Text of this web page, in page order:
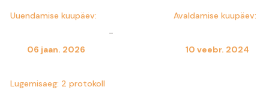
Uuendamise kuupäev:
06 jaan. 2026
-
Avaldamise kuupäev:
10 veebr. 2024
Lugemisaeg: 2 protokoll